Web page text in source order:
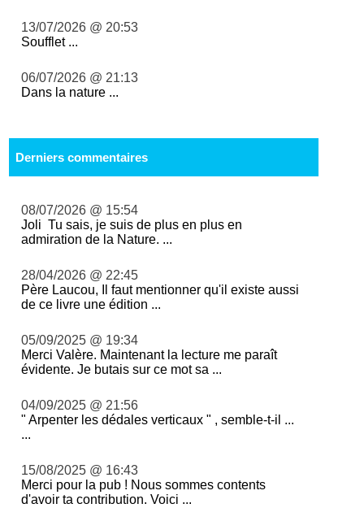
13/07/2026 @ 20:53
Soufflet ...
06/07/2026 @ 21:13
Dans la nature ...
Derniers commentaires
08/07/2026 @ 15:54
Joli Tu sais, je suis de plus en plus en
admiration de la Nature. ...
28/04/2026 @ 22:45
Père Laucou, Il faut mentionner qu'il existe aussi
de ce livre une édition ...
05/09/2025 @ 19:34
Merci Valère. Maintenant la lecture me paraît
évidente. Je butais sur ce mot sa ...
04/09/2025 @ 21:56
" Arpenter les dédales verticaux " , semble-t-il ...
...
15/08/2025 @ 16:43
Merci pour la pub ! Nous sommes contents
d'avoir ta contribution. Voici ...